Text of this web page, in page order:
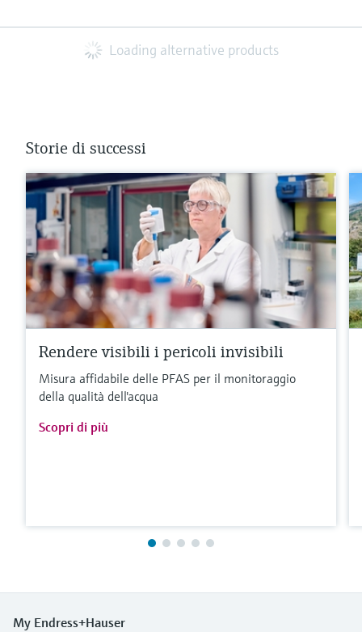
Loading alternative products
Storie di successi
Rendere visibili i pericoli invisibili
Misura affidabile delle PFAS per il monitoraggio
della qualità dell'acqua
Scopri di più
My Endress+Hauser